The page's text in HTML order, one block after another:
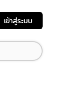
เข้าสู่ระบบ